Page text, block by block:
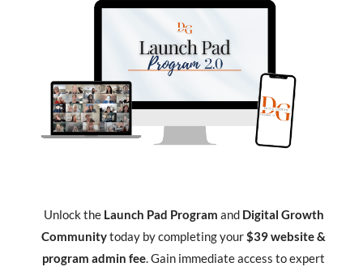
Unlock the Launch Pad Program and Digital Growth
Communitytoday by completing your$39 website &
program admin fee. Gain immediate access to expert